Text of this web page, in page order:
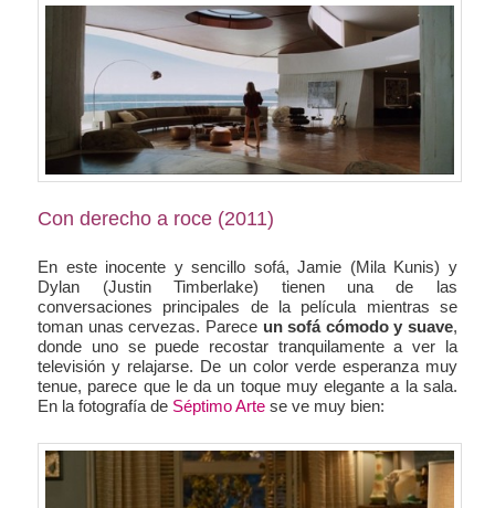
Con derecho a roce (2011)
En este inocente y sencillo sofá, Jamie (Mila Kunis) y
Dylan (Justin Timberlake) tienen una de las
conversaciones principales de la película mientras se
toman unas cervezas. Pareceun sofá cómodo y suave,
donde uno se puede recostar tranquilamente a ver la
televisión y relajarse. De un color verde esperanza muy
tenue, parece que le da un toque muy elegante a la sala.
En la fotografía de Séptimo Arte se ve muy bien: